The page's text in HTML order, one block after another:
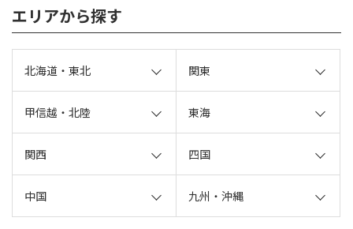
エリアから探す
北海道・東北 関東
甲信越・北陸 東海
関西 四国
中国 九州・沖縄